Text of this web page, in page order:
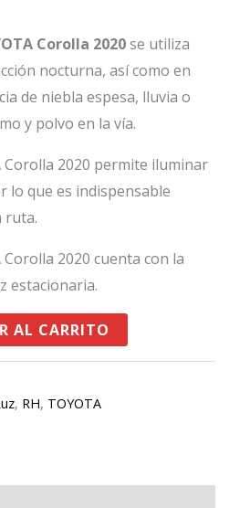
Corolla 2020se utiliza
nocturna, así como en
de niebla espesa, lluvia o
y polvo en la vía.
Corolla 2020 permite iluminar
lo que es indispensable
ruta.
2020 cuenta con la
estacionaria.
AL CARRITO
, RH, TOYOTA